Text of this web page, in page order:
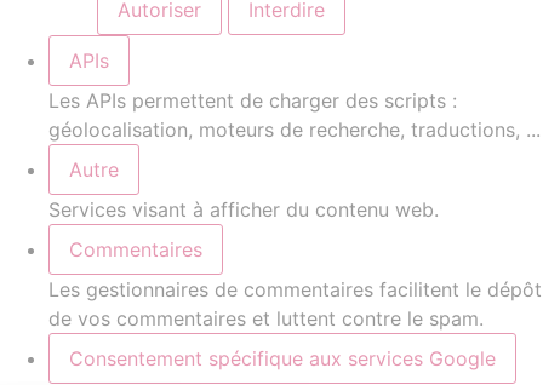
Autoriser
Interdire
APIs
Les APIs permettent de charger des scripts :
géolocalisation, moteurs de recherche, traductions, ...
Autre
Services visant à afficher du contenu web.
Commentaires
Les gestionnaires de commentaires facilitent le dépôt
de vos commentaires et luttent contre le spam.
Consentement spécifique aux services Google